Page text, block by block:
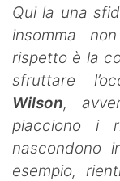
Qui la una
insomma
rispetto è la
sfruttare
Wilson,
piacciono i
nascondono
esempio,